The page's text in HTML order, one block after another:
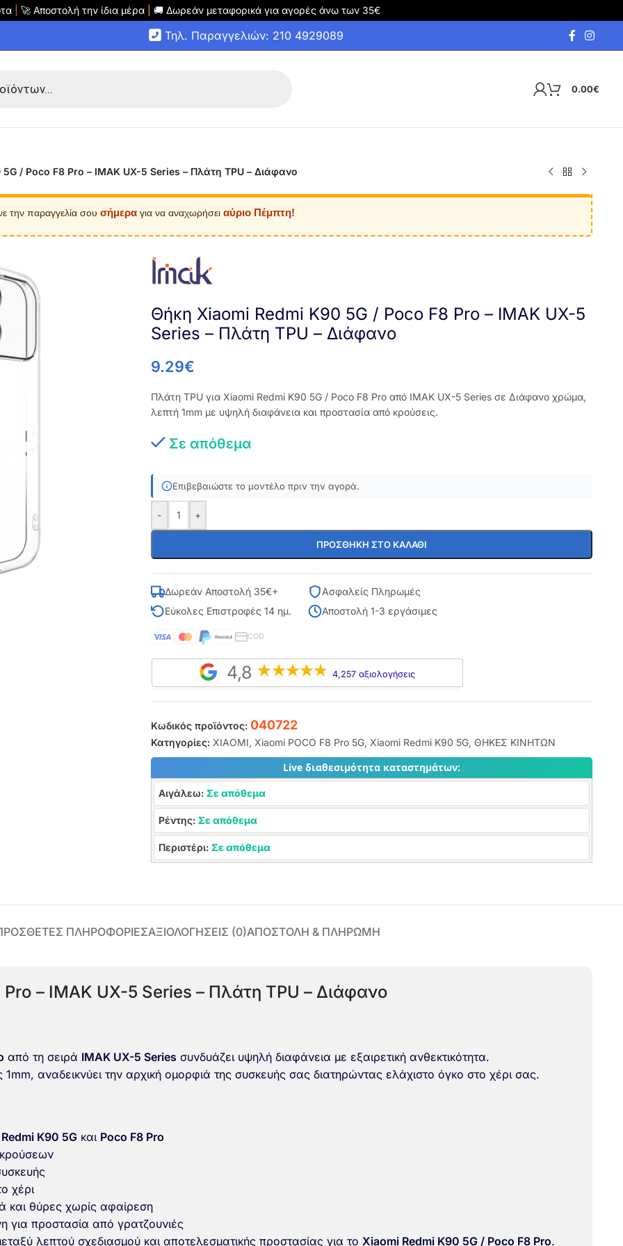
🚀 Αποστολή την ίδια μέρα 🚚 Δωρεάν μεταφορικά για αγορές άνω των 35€
Τηλ. Παραγγελιών: 210 4929089
0.00€
/ Poco F8 Pro – IMAK UX-5 Series – Πλάτη TPU – Διάφανο
την παραγγελία σου σήμερα για να αναχωρήσει αύριο Πέμπτη!
Θήκη Xiaomi Redmi K90 5G / Poco F8 Pro – IMAK UX-5
Series – Πλάτη TPU – Διάφανο
9.29€
Πλάτη TPU για Xiaomi Redmi K90 5G / Poco F8 Pro από IMAK UX-5 Series σε Διάφανο χρώμα,
λεπτή 1mm με υψηλή διαφάνεια και προστασία από κρούσεις.
Σε απόθεμα
Επιβεβαιώστε το μοντέλο πριν την αγορά.
- +
ΠΡΟΣΘΉΚΗ ΣΤΟ ΚΑΛΆΘΙ
Δωρεάν Αποστολή 35€+
Ασφαλείς Πληρωμές
Εύκολες Επιστροφές 14 ημ.
Αποστολή 1-3 εργάσιμες
COD
4,8 4,257 αξιολογήσεις
Κωδικός προϊόντος: 040722
Κατηγορίες: XIAOMI, Xiaomi POCO F8 Pro 5G, Xiaomi Redmi K90 5G, ΘΗΚΕΣ ΚΙΝΗΤΩΝ
Live διαθεσιμότητα καταστημάτων:
Αιγάλεω: Σε απόθεμα
Ρέντης: Σε απόθεμα
Περιστέρι: Σε απόθεμα
ΠΛΗΡΟΦΟΡΊΕΣΑΞΙΟΛΟΓΉΣΕΙΣ (0)ΑΠΟΣΤΟΛΗ & ΠΛΗΡΩΜΗ
– IMAK UX-5 Series – Πλάτη TPU – Διάφανο
από τη σειρά IMAK UX-5 Series συνδυάζει υψηλή διαφάνεια με εξαιρετική ανθεκτικότητα.
αναδεικνύει την αρχική ομορφιά της συσκευής σας διατηρώντας ελάχιστο όγκο στο χέρι σας.
K90 5G και Poco F8 Pro
χέρι
και θύρες χωρίς αφαίρεση
προστασία από γρατζουνιές
λεπτού σχεδιασμού και αποτελεσματικής προστασίας για το Xiaomi Redmi K90 5G / Poco F8 Pro.